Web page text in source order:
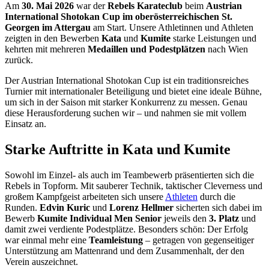
Am 30. Mai 2026 war derRebels Karateclub beim Austrian
International Shotokan Cup im oberösterreichischen St.
Georgen im Attergau am Start. Unsere Athletinnen und Athleten
zeigten in den Bewerben Kata und Kumite starke Leistungen und
kehrten mit mehreren Medaillen und Podestplätzen nach Wien
zurück.
Der Austrian International Shotokan Cup ist ein traditionsreiches
Turnier mit internationaler Beteiligung und bietet eine ideale Bühne,
um sich in der Saison mit starker Konkurrenz zu messen. Genau
diese Herausforderung suchen wir – und nahmen sie mit vollem
Einsatz an.
Starke Auftritte in Kata und Kumite
Sowohl im Einzel- als auch im Teambewerb präsentierten sich die
Rebels in Topform. Mit sauberer Technik, taktischer Cleverness und
großem Kampfgeist arbeiteten sich unsere Athleten durch die
Runden. Edvin Kuric und Lorenz Hellmer sicherten sich dabei im
Bewerb Kumite Individual Men Senior jeweils den 3. Platz und
damit zwei verdiente Podestplätze. Besonders schön: Der Erfolg
war einmal mehr eine Teamleistung – getragen von gegenseitiger
Unterstützung am Mattenrand und dem Zusammenhalt, der den
Verein auszeichnet.